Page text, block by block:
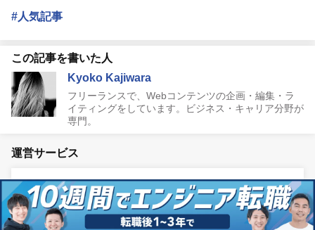
#人気記事
この記事を書いた人
Kyoko Kajiwara
フリーランスで、Webコンテンツの企画・編集・ラ
イティングをしています。ビジネス・キャリア分野が
専門。
運営サービス